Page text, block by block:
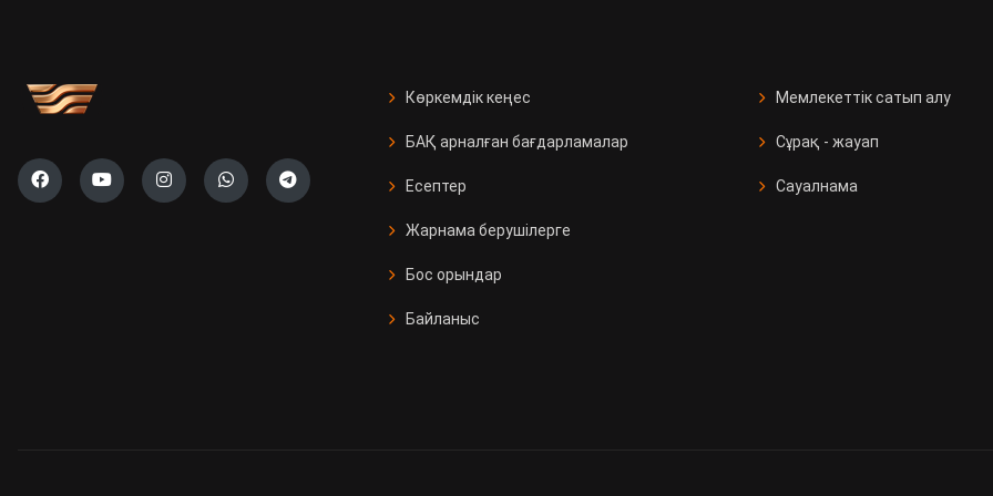
Көркемдік кеңес
БАҚ арналған бағдарламалар
Есептер
Жарнама берушілерге
Бос орындар
Байланыс
Мемлекеттік сатып алу
Сұрақ - жауап
Сауалнама